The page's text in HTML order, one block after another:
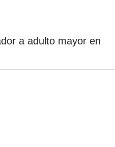
a adulto mayor en